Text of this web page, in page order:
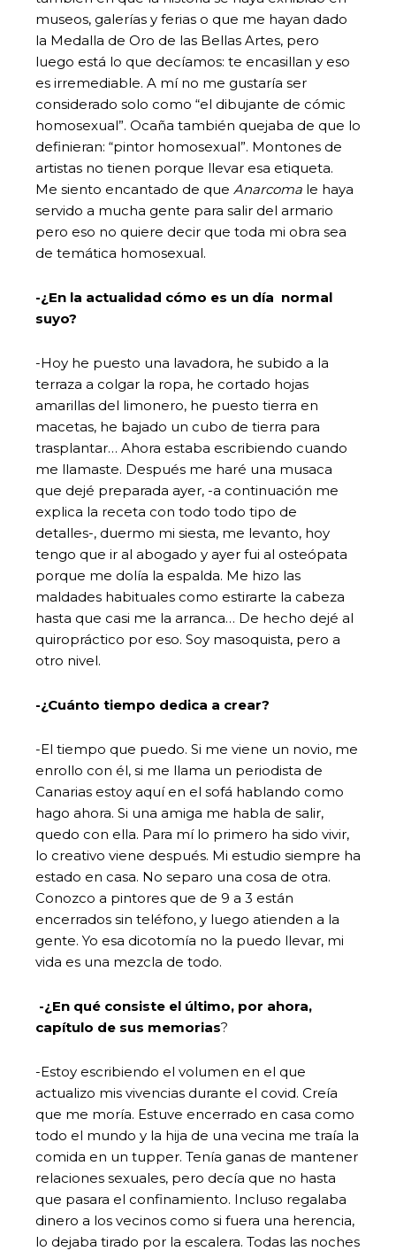
museos, galerías y ferias o que me hayan dado
la Medalla de Oro de las Bellas Artes, pero
luego está lo que decíamos: te encasillan y eso
es irremediable. A mí no me gustaría ser
considerado solo como “el dibujante de cómic
homosexual”. Ocaña también quejaba de que lo
definieran: “pintor homosexual”. Montones de
artistas no tienen porque llevar esa etiqueta.
Me siento encantado de que Anarcoma le haya
servido a mucha gente para salir del armario
pero eso no quiere decir que toda mi obra sea
de temática homosexual.
-¿En la actualidad cómo es un día normal
suyo?
-Hoy he puesto una lavadora, he subido a la
terraza a colgar la ropa, he cortado hojas
amarillas del limonero, he puesto tierra en
macetas, he bajado un cubo de tierra para
trasplantar… Ahora estaba escribiendo cuando
me llamaste. Después me haré una musaca
que dejé preparada ayer, -a continuación me
explica la receta con todo todo tipo de
detalles-, duermo mi siesta, me levanto, hoy
tengo que ir al abogado y ayer fui al osteópata
porque me dolía la espalda. Me hizo las
maldades habituales como estirarte la cabeza
hasta que casi me la arranca… De hecho dejé al
quiropráctico por eso. Soy masoquista, pero a
otro nivel.
-¿Cuánto tiempo dedica a crear?
-El tiempo que puedo. Si me viene un novio, me
enrollo con él, si me llama un periodista de
Canarias estoy aquí en el sofá hablando como
hago ahora. Si una amiga me habla de salir,
quedo con ella. Para mí lo primero ha sido vivir,
lo creativo viene después. Mi estudio siempre ha
estado en casa. No separo una cosa de otra.
Conozco a pintores que de 9 a 3 están
encerrados sin teléfono, y luego atienden a la
gente. Yo esa dicotomía no la puedo llevar, mi
vida es una mezcla de todo.
-¿En qué consiste el último, por ahora,
capítulo de sus memorias?
-Estoy escribiendo el volumen en el que
actualizo mis vivencias durante el covid. Creía
que me moría. Estuve encerrado en casa como
todo el mundo y la hija de una vecina me traía la
comida en un tupper. Tenía ganas de mantener
relaciones sexuales, pero decía que no hasta
que pasara el confinamiento. Incluso regalaba
dinero a los vecinos como si fuera una herencia,
lo dejaba tirado por la escalera. Todas las noches